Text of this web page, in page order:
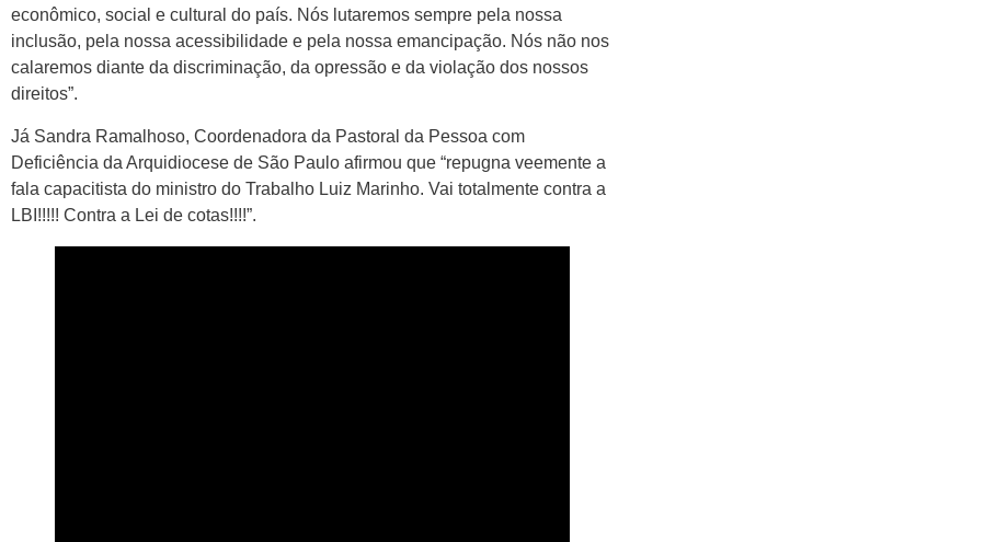
econômico, social e cultural do país. Nós lutaremos sempre pela nossa
inclusão, pela nossa acessibilidade e pela nossa emancipação. Nós não nos
calaremos diante da discriminação, da opressão e da violação dos nossos
direitos”.
Já Sandra Ramalhoso, Coordenadora da Pastoral da Pessoa com
Deficiência da Arquidiocese de São Paulo afirmou que “repugna veemente a
fala capacitista do ministro do Trabalho Luiz Marinho. Vai totalmente contra a
LBI!!!!! Contra a Lei de cotas!!!!”.